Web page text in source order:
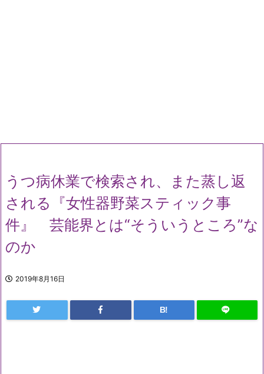
うつ病休業で検索され、また蒸し返
される『女性器野菜スティック事
件』 芸能界とは“そういうところ”な
のか
2019年8月16日
B!